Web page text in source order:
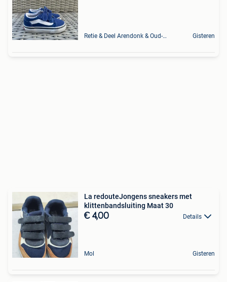
Retie & Deel Arendonk & Oud-Turnhout Gisteren
La redouteJongens sneakers met
klittenbandsluiting Maat 30
€ 4,00 Details
Mol Gisteren